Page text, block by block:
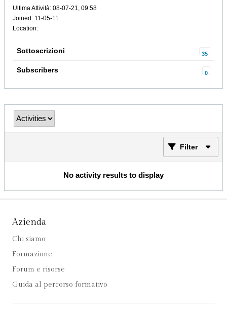
Ultima Attività: 08-07-21, 09:58
Joined: 11-05-11
Location:
Sottoscrizioni 35
Subscribers 0
Filter
No activity results to display
Azienda
Chi siamo
Formazione
Forum e risorse
Guida al percorso formativo